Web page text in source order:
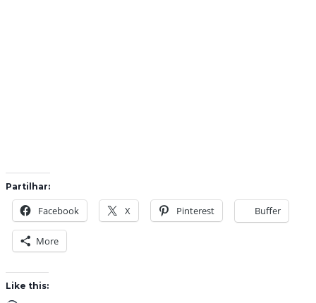
Partilhar:
Facebook X Pinterest Buffer
More
Like this: